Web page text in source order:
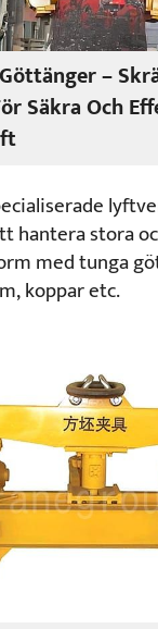
–
Säkra Och
hantera stora
med tunga
koppar etc.